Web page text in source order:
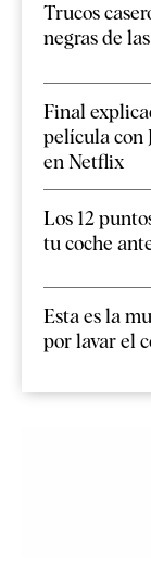
Trucos
negras de
Final
película con
en Netflix
Los 12
tu coche
Esta es la
por lavar el